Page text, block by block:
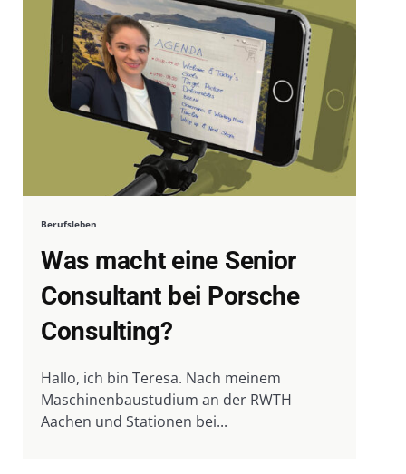
Berufsleben
Was macht eine Senior
Consultant bei Porsche
Consulting?
Hallo, ich bin Teresa. Nach meinem
Maschinenbaustudium an der RWTH
Aachen und Stationen bei...